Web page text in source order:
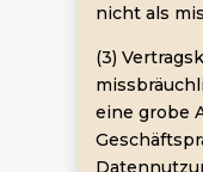
nicht als
(3)
eine grobe